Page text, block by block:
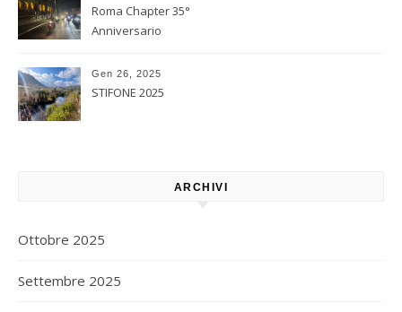
Roma Chapter 35°
Anniversario
Gen 26, 2025
STIFONE 2025
ARCHIVI
Ottobre 2025
Settembre 2025